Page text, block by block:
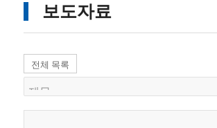
보도자료
전체 목록